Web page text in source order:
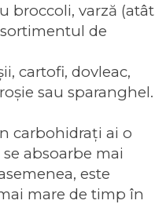
broccoli, varză (atât
de
cartofi, dovleac,
sau sparanghel.
carbohidrați ai o
absoarbe mai
este
mare de timp în